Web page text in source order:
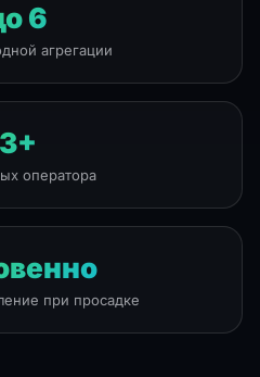
6
агрегации
3+
оператора
при просадке